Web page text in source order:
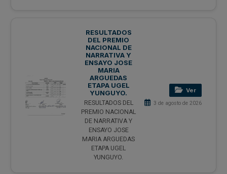
RESULTADOS
DEL PREMIO
NACIONAL DE
NARRATIVA Y
ENSAYO JOSE
MARIA
ARGUEDAS
ETAPA UGEL
YUNGUYO.
RESULTADOS DEL
PREMIO NACIONAL
DE NARRATIVA Y
ENSAYO JOSE
MARIA ARGUEDAS
ETAPA UGEL
YUNGUYO.
Ver
3 de agosto de 2026